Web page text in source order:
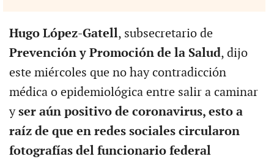
Hugo López-Gatell, subsecretario de
Prevención y Promoción de la Salud, dijo
este miércoles que no hay contradicción
médica o epidemiológica entre salir a caminar
yser aún positivo de coronavirus, esto a
raíz de que en redes sociales circularon
fotografías del funcionario federal